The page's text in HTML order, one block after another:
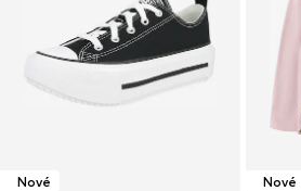
Nové Nové